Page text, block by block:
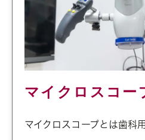
マイクロスコー
マイクロスコープとは歯科